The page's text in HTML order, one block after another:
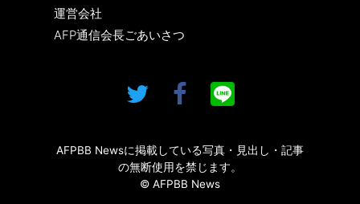
運営会社
AFP通信会長ごあいさつ
AFPBB Newsに掲載している写真・見出し・記事
の無断使用を禁じます。
© AFPBB News